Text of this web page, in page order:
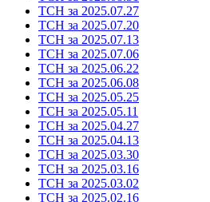
ТСН за 2025.07.27
ТСН за 2025.07.20
ТСН за 2025.07.13
ТСН за 2025.07.06
ТСН за 2025.06.22
ТСН за 2025.06.08
ТСН за 2025.05.25
ТСН за 2025.05.11
ТСН за 2025.04.27
ТСН за 2025.04.13
ТСН за 2025.03.30
ТСН за 2025.03.16
ТСН за 2025.03.02
ТСН за 2025.02.16